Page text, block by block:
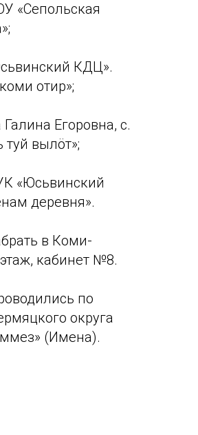
«Сепольская
КДЦ».
отир»;
Егоровна, с.
вылöт»;
«Юсьвинский
деревня».
в Коми-
кабинет №8.
по
округа
(Имена).